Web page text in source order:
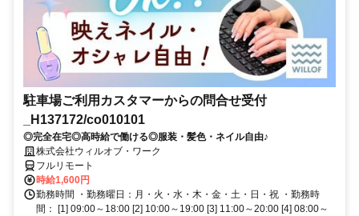
駐車場ご利用カスタマーからの問合せ受付
_H137172/co010101
◎完全在宅◎高時給で働ける◎服装・髪色・ネイル自由♪
株式会社ウィルオブ・ワーク
フルリモート
時給1,600円
勤務時間 ・勤務曜日：月・火・水・木・金・土・日・祝 ・勤務時
間： [1] 09:00～18:00 [2] 10:00～19:00 [3] 11:00～20:00 [4] 08:00～